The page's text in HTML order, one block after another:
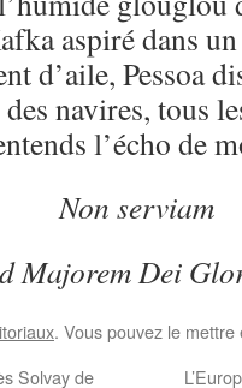
aspiré dans
d’aile, Pessoa
navires, tous
l’écho de
Non serviam
Majorem Dei
. Vous pouvez le
Solvay de